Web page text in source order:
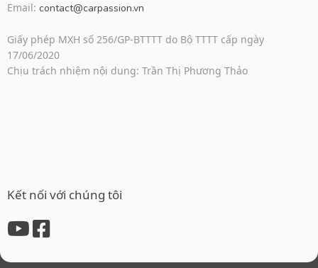
Email: contact@carpassion.vn
Giấy phép MXH số 256/GP-BTTTT do Bộ TTTT cấp ngày
17/06/2020
Chịu trách nhiệm nội dung: Trần Thị Phương Thảo
Kết nối với chúng tôi